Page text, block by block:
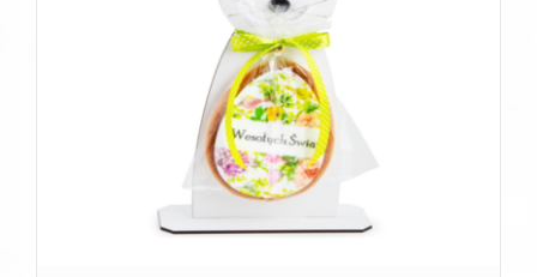
SZCZEGÓŁY